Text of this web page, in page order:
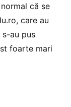
că se
care au
s-au pus
foarte mari